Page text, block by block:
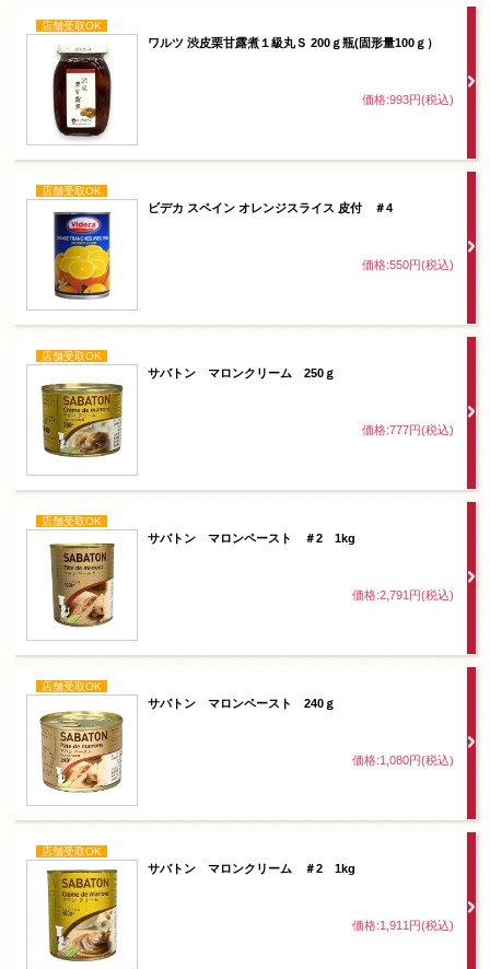
店舗受取OK
ワルツ 渋皮栗甘露煮１級丸Ｓ 200ｇ瓶(固形量100ｇ）
価格:993円(税込)
店舗受取OK
ビデカ スペイン オレンジスライス 皮付 ＃4
価格:550円(税込)
店舗受取OK
サバトン マロンクリーム 250ｇ
価格:777円(税込)
店舗受取OK
サバトン マロンペースト ＃2 1kg
価格:2,791円(税込)
店舗受取OK
サバトン マロンペースト 240ｇ
価格:1,080円(税込)
店舗受取OK
サバトン マロンクリーム ＃2 1kg
価格:1,911円(税込)